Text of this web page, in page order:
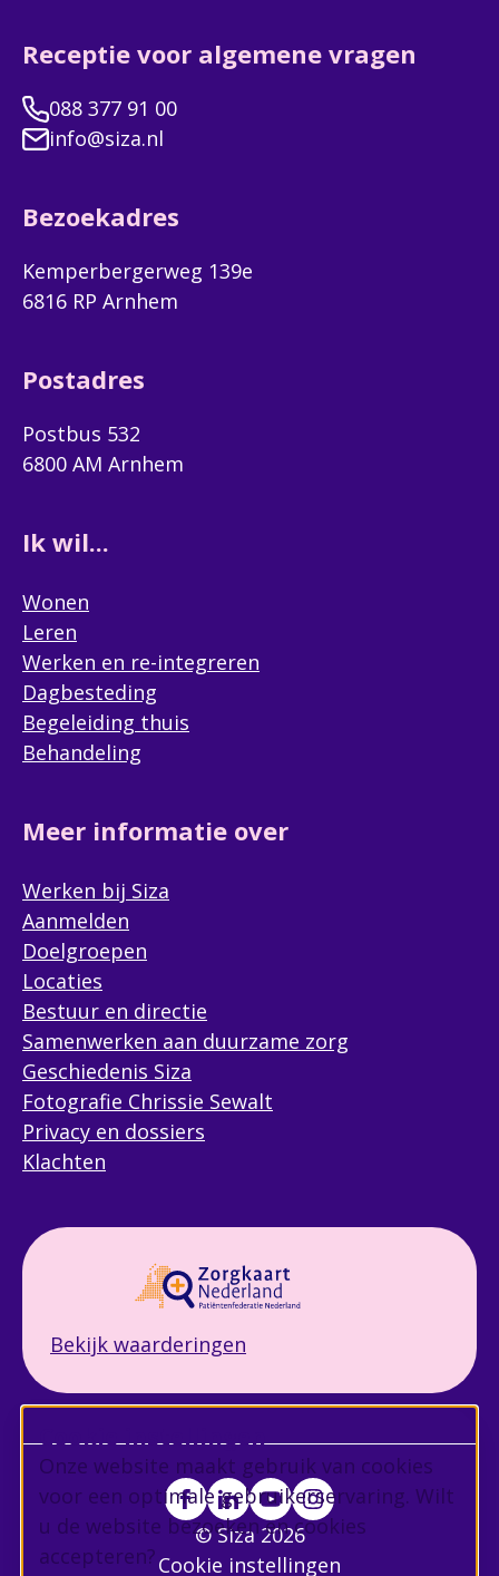
Cookie instellingen
Onze website maakt gebruik van cookies
voor een optimale gebruikerservaring. Wilt
u de website bezoeken en cookies
accepteren?
Receptie voor algemene vragen
088 377 91 00
info@siza.nl
Bezoekadres
Kemperbergerweg 139e
6816 RP Arnhem
Postadres
Postbus 532
6800 AM Arnhem
Ik wil...
Wonen
Leren
Werken en re-integreren
Dagbesteding
Begeleiding thuis
Behandeling
Meer informatie over
Werken bij Siza
Aanmelden
Doelgroepen
Locaties
Bestuur en directie
Samenwerken aan duurzame zorg
Geschiedenis Siza
Fotografie Chrissie Sewalt
Privacy en dossiers
Klachten
Bekijk waarderingen
© Siza 2026
Cookie instellingen